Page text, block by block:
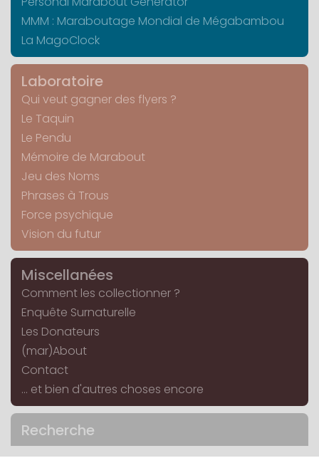
MMM : Maraboutage Mondial de Mégabambou
La MagoClock
Laboratoire
Qui veut gagner des flyers ?
Le Taquin
Le Pendu
Mémoire de Marabout
Jeu des Noms
Phrases à Trous
Force psychique
Vision du futur
Miscellanées
Comment les collectionner ?
Enquête Surnaturelle
Les Donateurs
(mar)About
Contact
... et bien d'autres choses encore
Recherche